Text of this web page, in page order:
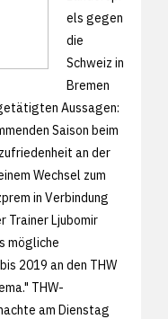
els gegen
die
Schweiz in
Bremen
Aussagen:
Saison beim
an der
Wechsel zum
in Verbindung
Trainer Ljubomir
mögliche
2019 an den THW
THW-
am Dienstag